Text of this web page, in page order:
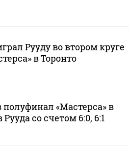
Рууду во втором круге
в Торонто
«Мастерса» в
со счетом 6:0, 6:1